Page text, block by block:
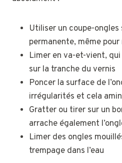
Utiliser un coupe-ongles
permanente, même
Limer en va-et-vient,
sur la tranche du vernis
Poncer la surface de
irrégularités et cela
Gratter ou tirer sur un
arrache également
Limer des ongles
trempage dans l’eau